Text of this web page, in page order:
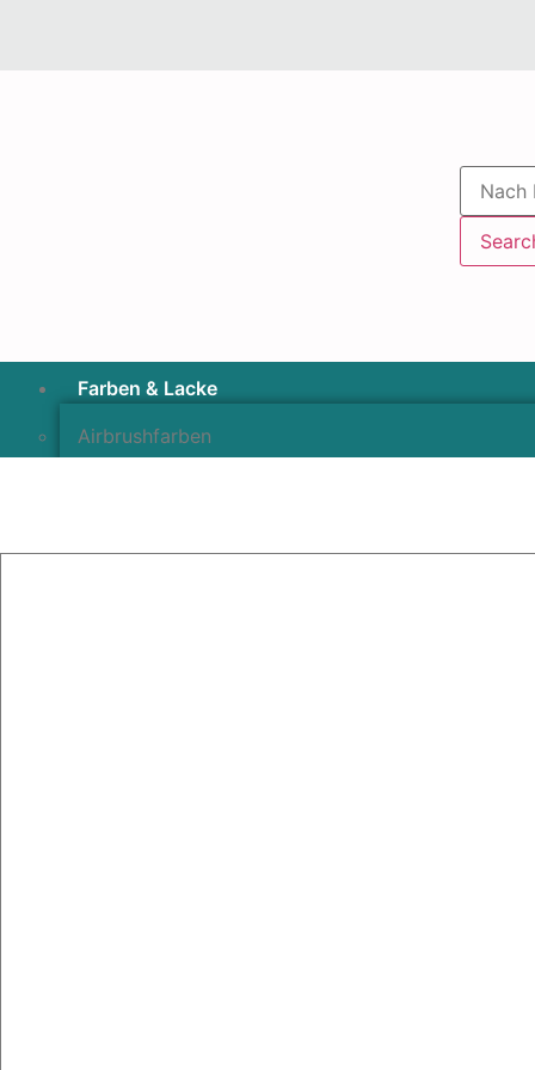
Farben & Lacke
Airbrushfarben
Farbzusätze & Verdünner